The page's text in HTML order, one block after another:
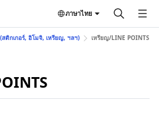
ภาษาไทย
ติกเกอร์, อิโมจิ, เหรียญ, ฯลฯ) เหรียญ/LINE POINTS